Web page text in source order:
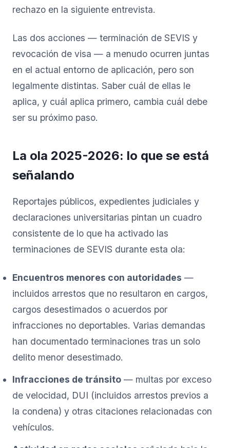
rechazo en la siguiente entrevista.
Las dos acciones — terminación de SEVIS y
revocación de visa — a menudo ocurren juntas
en el actual entorno de aplicación, pero son
legalmente distintas. Saber cuál de ellas le
aplica, y cuál aplica primero, cambia cuál debe
ser su próximo paso.
La ola 2025-2026: lo que se está
señalando
Reportajes públicos, expedientes judiciales y
declaraciones universitarias pintan un cuadro
consistente de lo que ha activado las
terminaciones de SEVIS durante esta ola:
Encuentros menores con autoridades —
incluidos arrestos que no resultaron en cargos,
cargos desestimados o acuerdos por
infracciones no deportables. Varias demandas
han documentado terminaciones tras un solo
delito menor desestimado.
Infracciones de tránsito — multas por exceso
de velocidad, DUI (incluidos arrestos previos a
la condena) y otras citaciones relacionadas con
vehículos.